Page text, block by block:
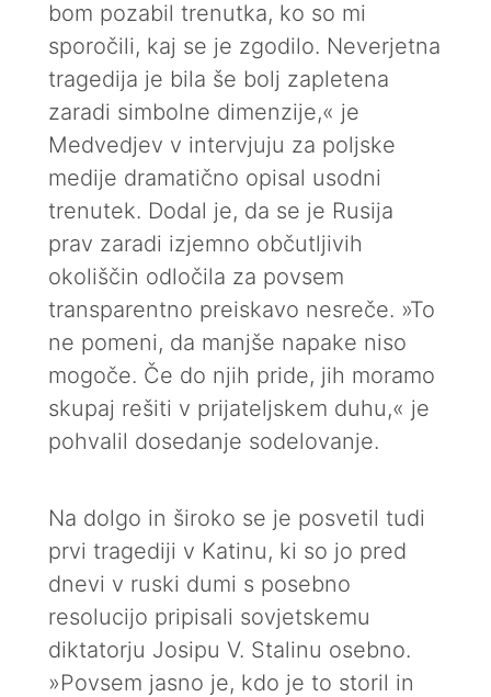
bom pozabil trenutka, ko so mi
sporočili, kaj se je zgodilo. Neverjetna
tragedija je bila še bolj zapletena
zaradi simbolne dimenzije,« je
Medvedjev v intervjuju za poljske
medije dramatično opisal usodni
trenutek. Dodal je, da se je Rusija
prav zaradi izjemno občutljivih
okoliščin odločila za povsem
transparentno preiskavo nesreče. »To
ne pomeni, da manjše napake niso
mogoče. Če do njih pride, jih moramo
skupaj rešiti v prijateljskem duhu,« je
pohvalil dosedanje sodelovanje.
Na dolgo in široko se je posvetil tudi
prvi tragediji v Katinu, ki so jo pred
dnevi v ruski dumi s posebno
resolucijo pripisali sovjetskemu
diktatorju Josipu V. Stalinu osebno.
»Povsem jasno je, kdo je to storil in